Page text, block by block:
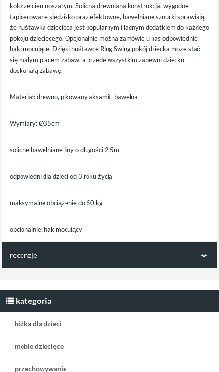
kolorze ciemnoszarym. Solidna drewniana konstrukcja, wygodne
tapicerowane siedzisko oraz efektowne, bawełniane sznurki sprawiają,
że huśtawka dziecięca jest popularnym i ładnym dodatkiem do każdego
pokoju dziecięcego. Opcjonalnie można zamówić u nas odpowiednie
haki mocujące. Dzięki huśtawce Ring Swing pokój dziecka może stać
się małym placem zabaw, a przede wszystkim zapewni dziecku
doskonałą zabawę.
Materiał: drewno, pikowany aksamit, bawełna
Wymiary:Ø35cm
solidne bawełniane liny o długości 2,5m
odpowiedni dla dzieci od 3 roku życia
maksymalne obciążenie do 50 kg
opcjonalnie: hak mocujący
recenzje
Napisz pierwszą recenzję jako klient!
kategoria
łóżka dla dzieci
meble dziecięce
przechowywanie